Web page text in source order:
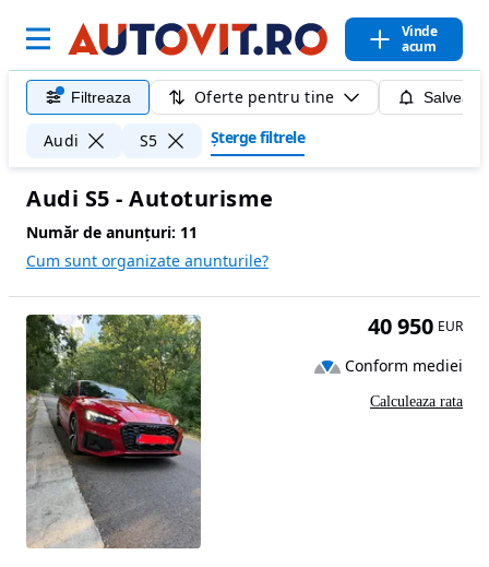
Vinde
acum
Filtreaza Oferte pentru tine
Audi S5 Șterge filtrele
Audi S5 - Autoturisme
Număr de anunțuri: 11
Cum sunt organizate anunturile?
40 950 EUR
Conform mediei
Calculeaza rata